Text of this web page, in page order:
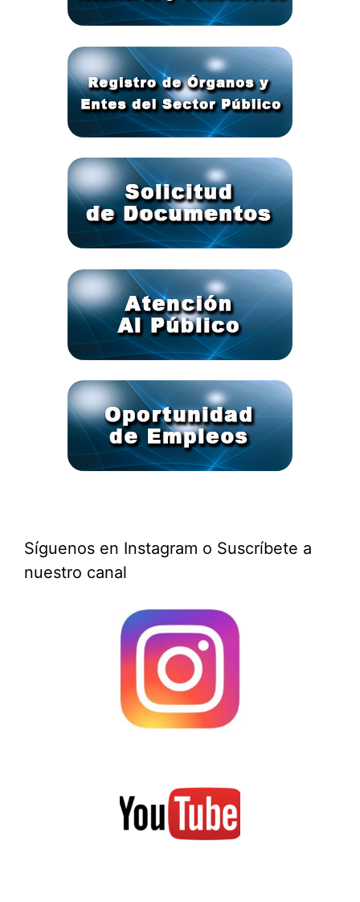
Síguenos en Instagram o Suscríbete a
nuestro canal